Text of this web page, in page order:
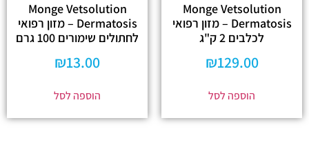
Monge Vetsolution
Dermatosis – מזון רפואי
לכלבים 2 ק"ג
₪129.00
הוספה לסל
Monge Vetsolution
Dermatosis – מזון רפואי
לחתולים שימורים 100 גרם
₪13.00
הוספה לסל